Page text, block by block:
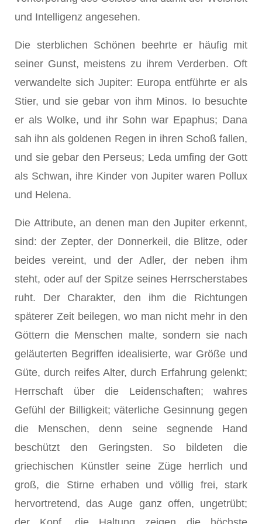
und Intelligenz angesehen.
Die sterblichen Schönen beehrte er häufig mit
seiner Gunst, meistens zu ihrem Verderben. Oft
verwandelte sich Jupiter: Europa entführte er als
Stier, und sie gebar von ihm Minos. Io besuchte
er als Wolke, und ihr Sohn war Epaphus; Dana
sah ihn als goldenen Regen in ihren Schoß fallen,
und sie gebar den Perseus; Leda umfing der Gott
als Schwan, ihre Kinder von Jupiter waren Pollux
und Helena.
Die Attribute, an denen man den Jupiter erkennt,
sind: der Zepter, der Donnerkeil, die Blitze, oder
beides vereint, und der Adler, der neben ihm
steht, oder auf der Spitze seines Herrscherstabes
ruht. Der Charakter, den ihm die Richtungen
späterer Zeit beilegen, wo man nicht mehr in den
Göttern die Menschen malte, sondern sie nach
geläuterten Begriffen idealisierte, war Größe und
Güte, durch reifes Alter, durch Erfahrung gelenkt;
Herrschaft über die Leidenschaften; wahres
Gefühl der Billigkeit; väterliche Gesinnung gegen
die Menschen, denn seine segnende Hand
beschützt den Geringsten. So bildeten die
griechischen Künstler seine Züge herrlich und
groß, die Stirne erhaben und völlig frei, stark
hervortretend, das Auge ganz offen, ungetrübt;